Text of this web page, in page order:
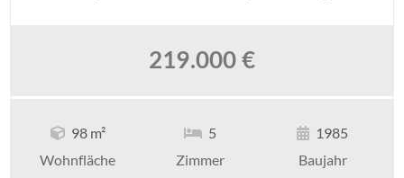
219.000 €
98 m²
Wohnfläche
5
Zimmer
1985
Baujahr